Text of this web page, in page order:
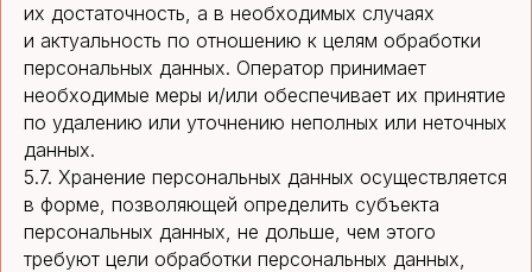
их достаточность, а в необходимых случаях
и актуальность по отношению к целям обработки
персональных данных. Оператор принимает
необходимые меры и/или обеспечивает их принятие
по удалению или уточнению неполных или неточных
данных.
5.7. Хранение персональных данных осуществляется
в форме, позволяющей определить субъекта
персональных данных, не дольше, чем этого
требуют цели обработки персональных данных,